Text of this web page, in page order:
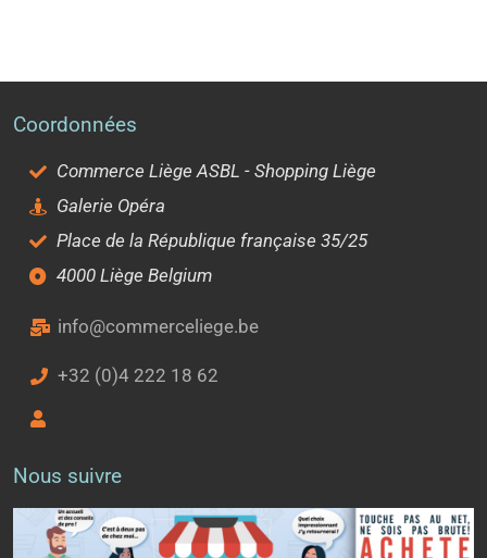
Coordonnées
Commerce Liège ASBL - Shopping Liège
Galerie Opéra
Place de la République française 35/25
4000 Liège Belgium
info@commerceliege.be
+32 (0)4 222 18 62
Nous suivre